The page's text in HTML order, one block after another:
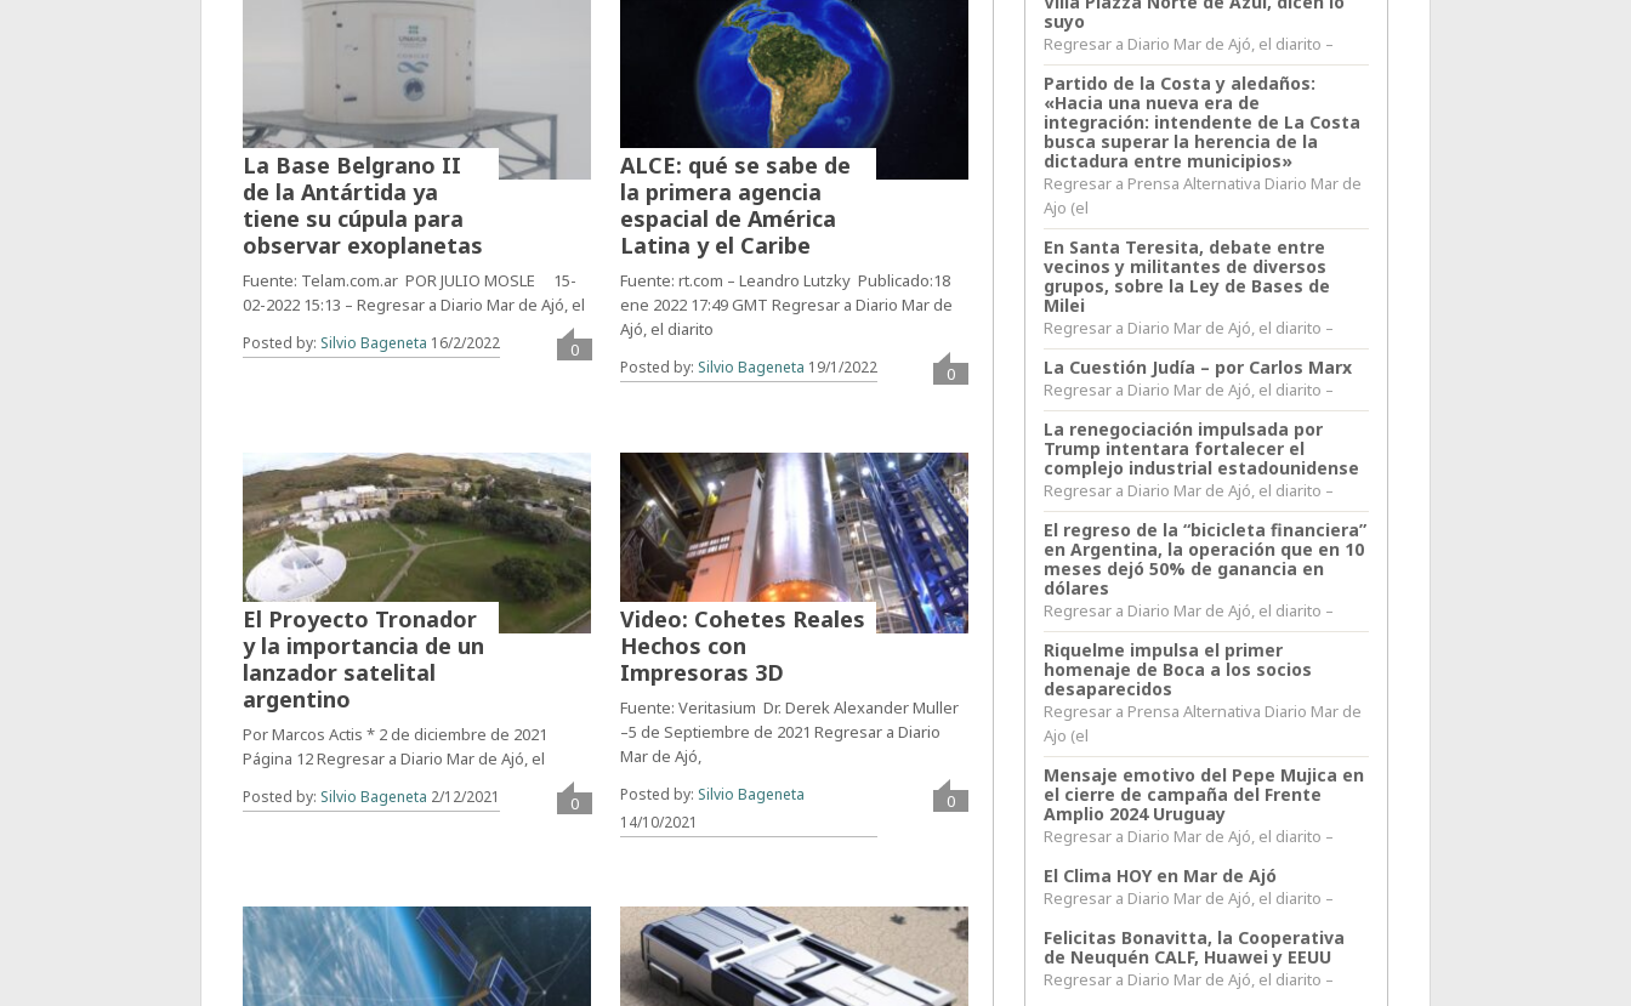
La Base Belgrano II
de la Antártida ya
tiene su cúpula para
observar exoplanetas
Fuente: Telam.com.ar POR JULIO MOSLE 15-
02-2022 15:13 – Regresar a Diario Mar de Ajó, el
Posted by: Silvio Bageneta 16/2/2022 0
ALCE: qué se sabe de
la primera agencia
espacial de América
Latina y el Caribe
Fuente: rt.com – Leandro Lutzky Publicado:18
ene 2022 17:49 GMT Regresar a Diario Mar de
Ajó, el diarito
Posted by: Silvio Bageneta 19/1/2022 0
El Proyecto Tronador
y la importancia de un
lanzador satelital
argentino
Por Marcos Actis * 2 de diciembre de 2021
Página 12 Regresar a Diario Mar de Ajó, el
Posted by: Silvio Bageneta 2/12/2021 0
Video: Cohetes Reales
Hechos con
Impresoras 3D
Fuente: Veritasium Dr. Derek Alexander Muller
–5 de Septiembre de 2021 Regresar a Diario
Mar de Ajó,
Posted by: Silvio Bageneta
14/10/2021
0
suyo
Regresar a Diario Mar de Ajó, el diarito –
Partido de la Costa y aledaños:
«Hacia una nueva era de
integración: intendente de La Costa
busca superar la herencia de la
dictadura entre municipios»
Regresar a Prensa Alternativa Diario Mar de
Ajo (el
En Santa Teresita, debate entre
vecinos y militantes de diversos
grupos, sobre la Ley de Bases de
Milei
Regresar a Diario Mar de Ajó, el diarito –
La Cuestión Judía – por Carlos Marx
Regresar a Diario Mar de Ajó, el diarito –
La renegociación impulsada por
Trump intentara fortalecer el
complejo industrial estadounidense
Regresar a Diario Mar de Ajó, el diarito –
El regreso de la “bicicleta financiera”
en Argentina, la operación que en 10
meses dejó 50% de ganancia en
dólares
Regresar a Diario Mar de Ajó, el diarito –
Riquelme impulsa el primer
homenaje de Boca a los socios
desaparecidos
Regresar a Prensa Alternativa Diario Mar de
Ajo (el
Mensaje emotivo del Pepe Mujica en
el cierre de campaña del Frente
Amplio 2024 Uruguay
Regresar a Diario Mar de Ajó, el diarito –
El Clima HOY en Mar de Ajó
Regresar a Diario Mar de Ajó, el diarito –
Felicitas Bonavitta, la Cooperativa
de Neuquén CALF, Huawei y EEUU
Regresar a Diario Mar de Ajó, el diarito –